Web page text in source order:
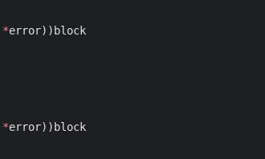
*error)) block
*error)) block